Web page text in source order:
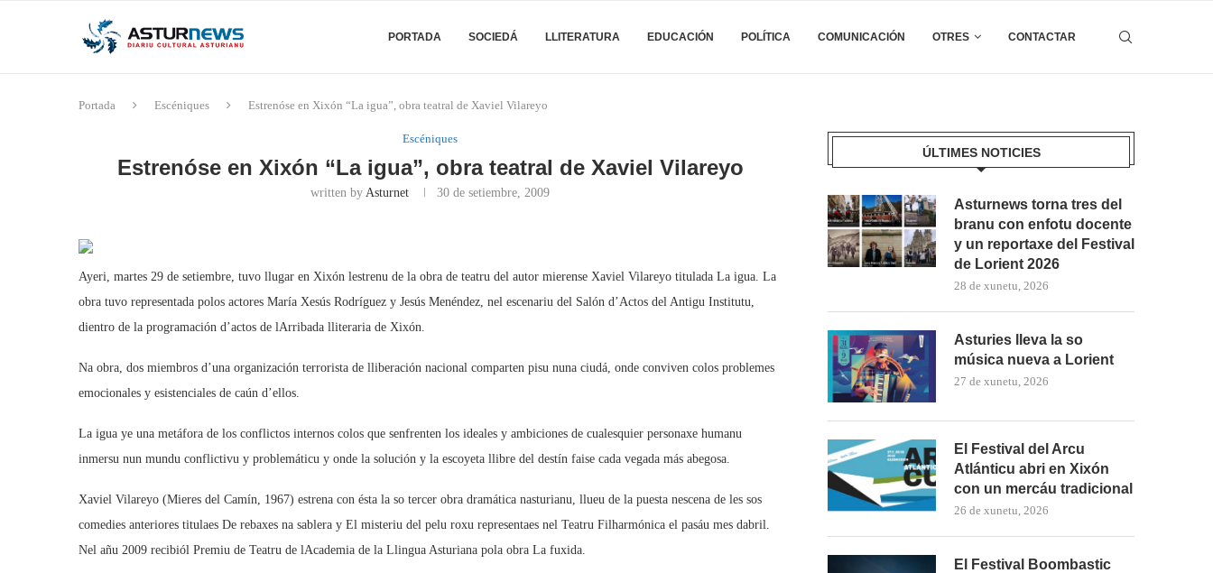
PORTADA SOCIEDÁ LLITERATURA EDUCACIÓN POLÍTICA COMUNICACIÓN OTRES CONTACTAR
Portada Escéniques Estrenóse en Xixón “La igua”, obra teatral de Xaviel Vilareyo
Escéniques
Estrenóse en Xixón “La igua”, obra teatral de Xaviel Vilareyo
written byAsturnet 30 de setiembre, 2009
Ayeri, martes 29 de setiembre, tuvo llugar en Xixón lestrenu de la obra de teatru del autor mierense Xaviel Vilareyo titulada La igua. La
obra tuvo representada polos actores María Xesús Rodríguez y Jesús Menéndez, nel escenariu del Salón d’Actos del Antigu Institutu,
dientro de la programación d’actos de lArribada lliteraria de Xixón.
Na obra, dos miembros d’una organización terrorista de lliberación nacional comparten pisu nuna ciudá, onde conviven colos problemes
emocionales y esistenciales de caún d’ellos.
La igua ye una metáfora de los conflictos internos colos que senfrenten los ideales y ambiciones de cualesquier personaxe humanu
inmersu nun mundu conflictivu y problemáticu y onde la solución y la escoyeta llibre del destín faise cada vegada más abegosa.
Xaviel Vilareyo (Mieres del Camín, 1967) estrena con ésta la so tercer obra dramática nasturianu, llueu de la puesta nescena de les sos
comedies anteriores titulaes De rebaxes na sablera y El misteriu del pelu roxu representaes nel Teatru Filharmónica el pasáu mes dabril.
Nel añu 2009 recibiól Premiu de Teatru de lAcademia de la Llingua Asturiana pola obra La fuxida.
ÚLTIMES NOTICIES
Asturnews torna tres del
branu con enfotu docente
y un reportaxe del Festival
de Lorient 2026
28 de xunetu, 2026
Asturies lleva la so
música nueva a Lorient
27 de xunetu, 2026
El Festival del Arcu
Atlánticu abri en Xixón
con un mercáu tradicional
26 de xunetu, 2026
El Festival Boombastic